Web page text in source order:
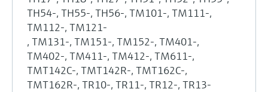
TH54-, TH55-, TH56-, TM101-, TM111-,
TM112-, TM121-
, TM131-, TM151-, TM152-, TM401-,
TM402-, TM411-, TM412-, TM611-,
TMT142C-, TMT142R-, TMT162C-,
TMT162R-, TR10-, TR11-, TR12-, TR13-